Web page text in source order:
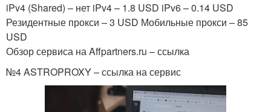
iPv4 (Shared) – нет iPv4 – 1.8 USD iPv6 – 0.14 USD
Резидентные прокси – 3 USD Мобильные прокси – 85
USD
Обзор сервиса на Affpartners.ru – ссылка
№4 ASTROPROXY – ссылка на сервис